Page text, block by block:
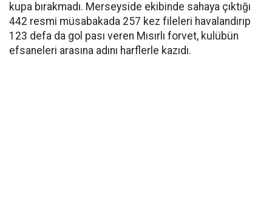
kupa bırakmadı. Merseyside ekibinde sahaya çıktığı
442 resmi müsabakada 257 kez fileleri havalandırıp
123 defa da gol pası veren Mısırlı forvet, kulübün
efsaneleri arasına adını harflerle kazıdı.